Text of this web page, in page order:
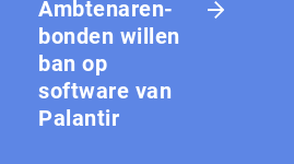
Amb­te­na­ren­
bon­den willen
ban op
software van
Palantir